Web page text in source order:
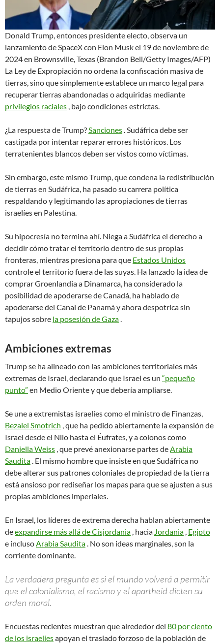
Donald Trump, entonces presidente electo, observa un
lanzamiento de SpaceX con Elon Musk el 19 de noviembre de
2024 en Brownsville, Texas (Brandon Bell/Getty Images/AFP)
La Ley de Expropiación no ordena la confiscación masiva de
tierras, sino que simplemente establece un marco legal para
recuperar tierras abandonadas o adquiridas mediante
privilegios raciales , bajo condiciones estrictas.
¿La respuesta de Trump?Sanciones. Sudáfrica debe ser
castigada por intentar reparar errores históricos. Los
terratenientes blancos deben ser vistos como víctimas.
Sin embargo, este mismo Trump, que condena la redistribución
de tierras en Sudáfrica, ha pasado su carrera política
respaldando y legitimando las apropiaciones de tierras
israelíes en Palestina.
Su hipocresía no termina ahí. Niega a Sudáfrica el derecho a
decidir cómo tratar el territorio dentro de sus propias
fronteras, mientras presiona para que Estados Unidos
controle el territorio fuera de las suyas. Ha lanzado la idea de
comprar Groenlandia a Dinamarca, ha considerado la
posibilidad de apoderarse de Canadá, ha hablado de
apoderarse del Canal de Panamá y ahora despotrica sin
tapujos sobre la posesión de Gaza.
Ambiciones extremas
Trump se ha alineado con las ambiciones territoriales más
extremas de Israel, declarando que Israel es un “pequeño
punto” en Medio Oriente y que debería ampliarse.
Se une a extremistas israelíes como el ministro de Finanzas,
Bezalel Smotrich , que ha pedido abiertamente la expansión de
Israel desde el Nilo hasta el Éufrates, y a colonos como
Daniella Weiss , que prevé anexionarse partes deArabia
Saudita. El mismo hombre que insiste en que Sudáfrica no
debe alterar sus patrones coloniales de propiedad de la tierra
está ansioso por rediseñar los mapas para que se ajusten a sus
propias ambiciones imperiales.
En Israel, los líderes de extrema derecha hablan abiertamente
deexpandirse más allá de Cisjordania , hacia Jordania , Egipto
e inclusoArabia Saudita. No son ideas marginales, son la
corriente dominante.
La verdadera pregunta es si el mundo volverá a permitir
que el colonialismo, el racismo y el apartheid dicten su
orden moral.
Encuestas recientes muestran que alrededor del 80 por ciento
de los israelíesapoyan el traslado forzoso de la población de